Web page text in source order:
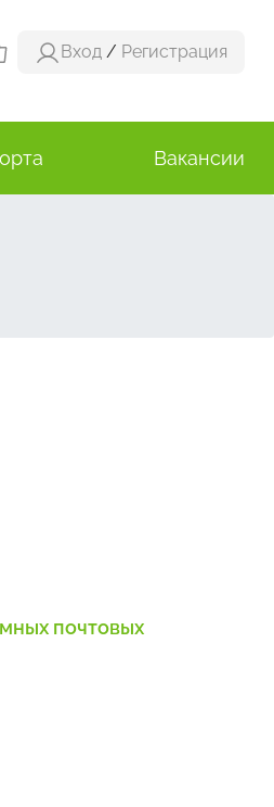
Вход / Регистрация
Вакансии
почтовых